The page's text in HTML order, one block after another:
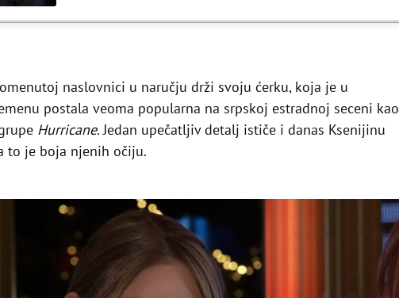
naslovnici u naručju drži svoju ćerku, koja je u
postala veoma popularna na srpskoj estradnoj seceni kao
Hurricane. Jedan upečatljiv detalj ističe i danas Ksenijinu
to je boja njenih očiju.